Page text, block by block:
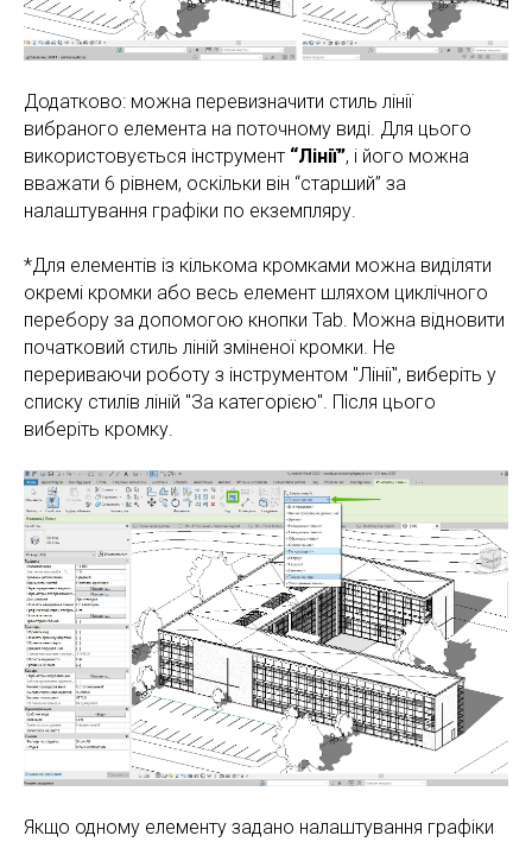
Додатково: можна перевизначити стиль лінії
вибраного елемента на поточному виді. Для цього
використовується інструмент “Лінії”, і його можна
вважати 6 рівнем, оскільки він “старший” за
налаштування графіки по екземпляру.
*Для елементів із кількома кромками можна виділяти
окремі кромки або весь елемент шляхом циклічного
перебору за допомогою кнопки Tab. Можна відновити
початковий стиль ліній зміненої кромки. Не
перериваючи роботу з інструментом "Лінії", виберіть у
списку стилів ліній "За категорією". Після цього
виберіть кромку.
Якщо одному елементу задано налаштування графіки